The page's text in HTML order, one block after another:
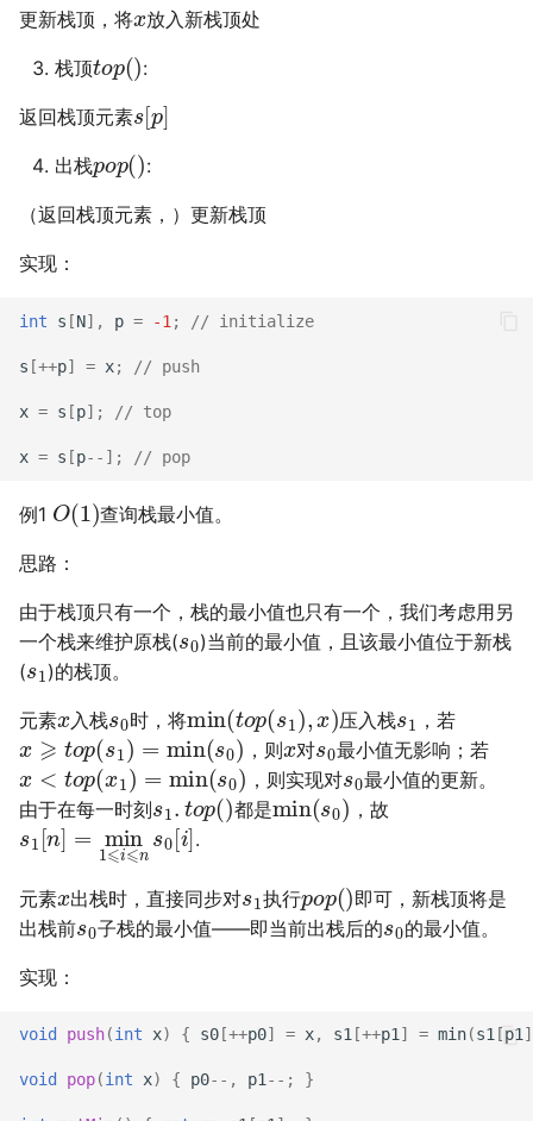
更新栈顶，将 放入新栈顶处
栈顶 t p() :
返回栈顶元素 [ p
出栈 p( :
（返回栈顶元素，）更新栈顶
实现：
int s [N], p = -1 ; // initialize
s [++p] = x; // push
x = s [p]; // top
x = s [p-- ]; // pop
例1 O(1 )查询栈最小值。
思路：
由于栈顶只有一个，栈的最小值也只有一个，我们考虑用另
一个栈来维护原栈(s 0)当前的最小值，且该最小值位于新栈
(
1)的栈顶。
元素 入栈 0时，将 min (t p( 1 x)压入栈 ，若
x⩾top(s1)=min(s0) ，则x对s0最小值无影响；若
x <t op(x1)= min(s0) ，则实现对s0最小值的更新。
由于在每一时刻
1.top()都是min(s0)，故
s1 [ n]=min1⩽i⩽ns0[ i]
.
元素 出栈时，直接同步对 执行 p( )
即可，新栈顶将是
出栈前s0子栈的最小值——即当前出栈后的s 0的最小值。
实现：
void push(int x) { s0 [++p0] = x, s1 [++p1] = min(s1 [p1
void pop(int x) { p0-- , p1-- ; }